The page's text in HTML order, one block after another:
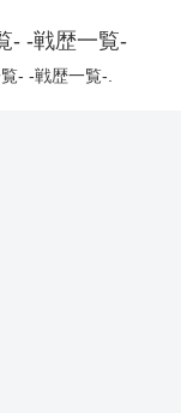
- -戦歴一覧-
- -戦歴一覧-.